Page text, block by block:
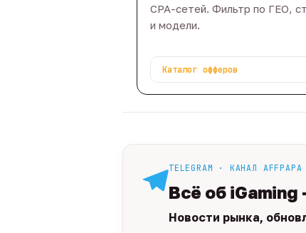
CPA-сетей. Фильтр по ГЕО,
и модели.
Каталог офферов
TELEGRAM · КАНАЛ AFFPAPA
Всё об
Новости рынка,